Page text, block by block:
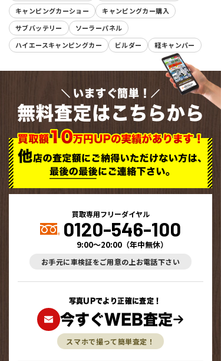
キャンピングカーショー
キャンピングカー購入
サブバッテリー
ソーラーパネル
ハイエースキャンピングカー
ビルダー 軽キャンパー
いますぐ簡単！
無料査定はこちらから
買取専用フリーダイヤル
0120-546-100
9:00～20:00 （年中無休）
お手元に車検証をご用意の上お電話下さい
写真UPでより正確に査定！
今すぐWEB査定
スマホで撮って簡単査定！